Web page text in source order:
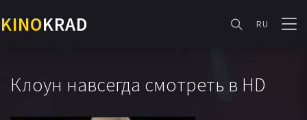
KINOKRAD RU
Клоун навсегда смотреть в HD